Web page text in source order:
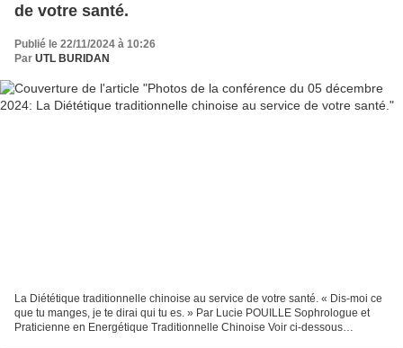
de votre santé.
Publié le 22/11/2024 à 10:26
Par UTL BURIDAN
La Diététique traditionnelle chinoise au service de votre santé. « Dis-moi ce
que tu manges, je te dirai qui tu es. » Par Lucie POUILLE Sophrologue et
Praticienne en Energétique Traditionnelle Chinoise Voir ci-dessous